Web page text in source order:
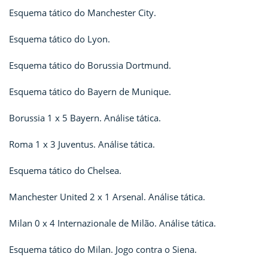
Esquema tático do Manchester City.
Esquema tático do Lyon.
Esquema tático do Borussia Dortmund.
Esquema tático do Bayern de Munique.
Borussia 1 x 5 Bayern. Análise tática.
Roma 1 x 3 Juventus. Análise tática.
Esquema tático do Chelsea.
Manchester United 2 x 1 Arsenal. Análise tática.
Milan 0 x 4 Internazionale de Milão. Análise tática.
Esquema tático do Milan. Jogo contra o Siena.